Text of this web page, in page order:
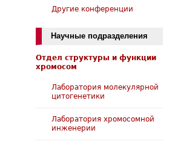
Другие конференции
Научные подразделения
Отдел структуры и функции
хромосом
Лаборатория молекулярной
цитогенетики
Лаборатория хромосомной
инженерии